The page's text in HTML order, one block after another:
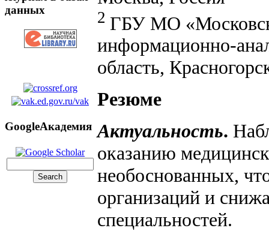
данных
GoogleАкадемия
2 ГБУ МО
информационно-
область,
Резюме
Актуальность.
оказанию
необоснованных,
организаций и
специальностей.